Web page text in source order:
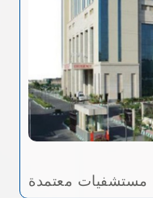
مستشفيات معتمدة